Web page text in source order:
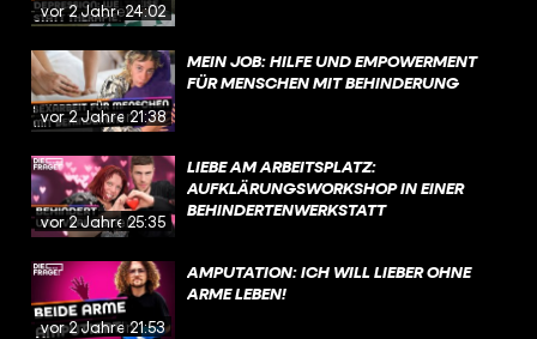
vor 2 Jahren24:02
vor 2 Jahren21:38
MEIN JOB: HILFE UND EMPOWERMENT
FÜR MENSCHEN MIT BEHINDERUNG
vor 2 Jahren25:35
LIEBE AM ARBEITSPLATZ:
AUFKLÄRUNGSWORKSHOP IN EINER
BEHINDERTENWERKSTATT
vor 2 Jahren21:53
AMPUTATION: ICH WILL LIEBER OHNE
ARME LEBEN!